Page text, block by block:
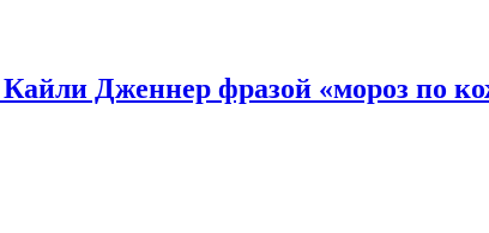
Дженнер фразой «мороз по